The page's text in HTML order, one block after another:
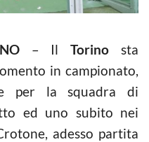
– IlTorino sta
in campionato,
per la squadra di
ed uno subito nei
adesso partita